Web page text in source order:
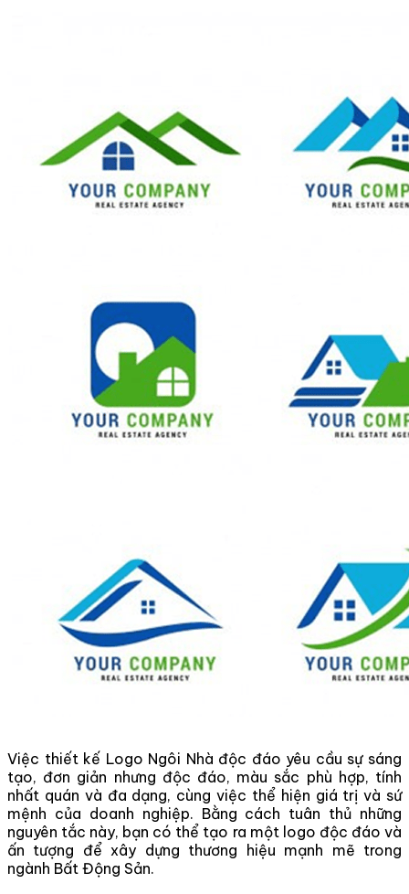
Việc thiết kế Logo Ngôi Nhà độc đáo yêu cầu sự sáng
tạo, đơn giản nhưng độc đáo, màu sắc phù hợp, tính
nhất quán và đa dạng, cùng việc thể hiện giá trị và sứ
mệnh của doanh nghiệp. Bằng cách tuân thủ những
nguyên tắc này, bạn có thể tạo ra một logo độc đáo và
ấn tượng để xây dựng thương hiệu mạnh mẽ trong
ngành Bất Động Sản.